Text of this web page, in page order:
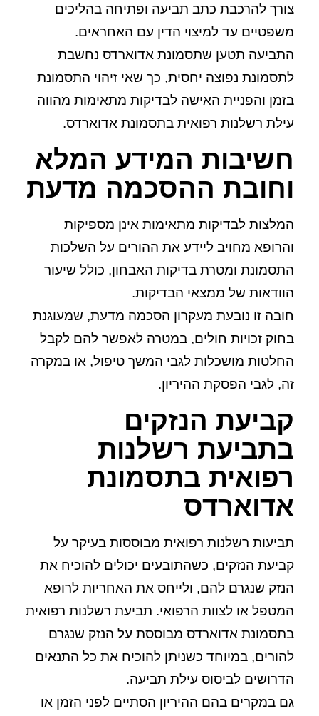
צורך להרכבת כתב תביעה ופתיחה בהליכים
משפטיים עד למיצוי הדין עם האחראים.
התביעה תטען שתסמונת אדוארדס נחשבת
לתסמונת נפוצה יחסית, כך שאי זיהוי התסמונת
בזמן והפניית האישה לבדיקות מתאימות מהווה
עילת רשלנות רפואית בתסמונת אדוארדס.
חשיבות המידע המלא
וחובת ההסכמה מדעת
המלצות לבדיקות מתאימות אינן מספיקות
והרופא מחויב ליידע את ההורים על השלכות
התסמונת ומטרת בדיקות האבחון, כולל שיעור
הוודאות של ממצאי הבדיקות.
חובה זו נובעת מעקרון הסכמה מדעת, שמעוגנת
בחוק זכויות חולים, במטרה לאפשר להם לקבל
החלטות מושכלות לגבי המשך טיפול, או במקרה
זה, לגבי הפסקת ההיריון.
קביעת הנזקים
בתביעת רשלנות
רפואית בתסמונת
אדוארדס
תביעות רשלנות רפואית מבוססות בעיקר על
קביעת הנזקים, כשהתובעים יכולים להוכיח את
הנזק שנגרם להם, ולייחס את האחריות לרופא
המטפל או לצוות הרפואי. תביעת רשלנות רפואית
בתסמונת אדוארדס מבוססת על הנזק שנגרם
להורים, במיוחד כשניתן להוכיח את כל התנאים
הדרושים לביסוס עילת תביעה.
גם במקרים בהם ההיריון הסתיים לפני הזמן או